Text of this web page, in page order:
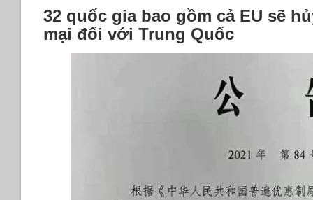
32 quốc gia bao gồm cả EU sẽ
mại đối với Trung Quốc